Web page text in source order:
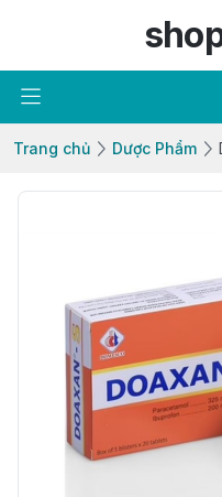
Trang chủ Dược Phẩm